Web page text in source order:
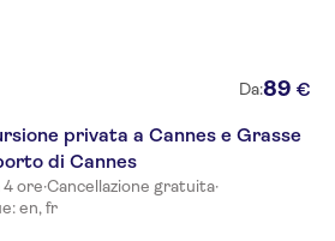
Da:89 €
privata a Cannes e Grasse
di Cannes
4 ore·Cancellazione gratuita·
en, fr